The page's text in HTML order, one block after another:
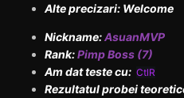
Alte precizari: Welcome
Nickname:AsuanMVP
Rank:Pimp Boss (7)
Am dat teste cu: CtlR
Rezultatul probei